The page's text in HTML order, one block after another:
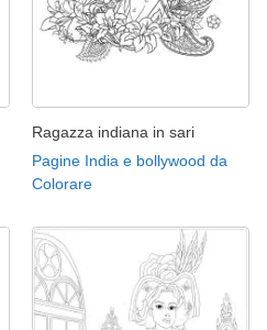
Ragazza indiana in sari
Pagine India e bollywood da
Colorare